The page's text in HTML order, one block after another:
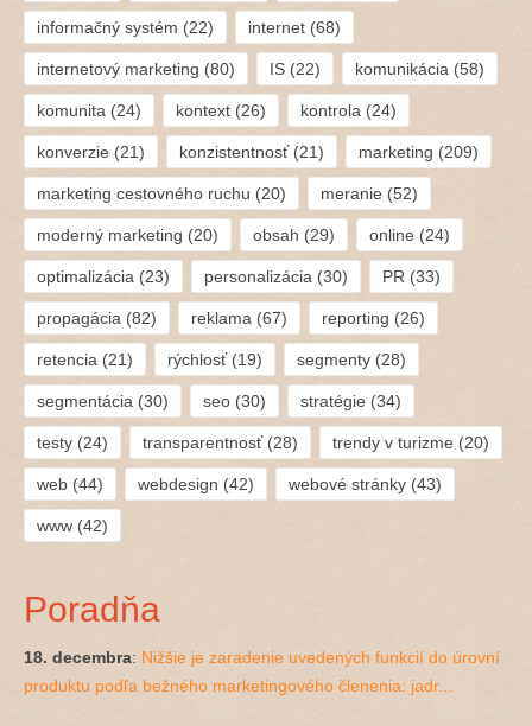
informačný systém (22) internet(68)
internetový marketing (80) IS(22) komunikácia (58)
komunita (24) kontext(26) kontrola (24)
konverzie (21) konzistentnosť(21) marketing (209)
marketing cestovného ruchu (20) meranie (52)
moderný marketing (20) obsah (29) online (24)
optimalizácia (23) personalizácia (30) PR (33)
propagácia (82) reklama (67) reporting (26)
retencia (21) rýchlosť(19) segmenty(28)
segmentácia (30) seo(30) stratégie (34)
testy (24) transparentnosť(28) trendy v turizme (20)
web (44) webdesign (42) webové stránky(43)
www (42)
Poradňa
18. decembra: Nižšie je zaradenie uvedených funkcií do úrovní
produktu podľa bežného marketingového členenia: jadr...